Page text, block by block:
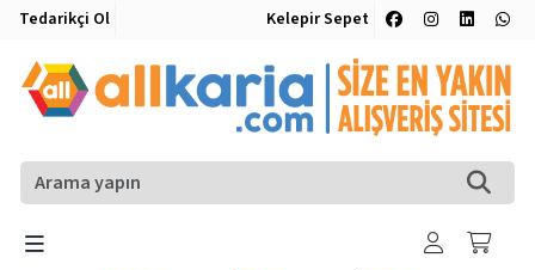
Tedarikçi Ol Kelepir Sepet